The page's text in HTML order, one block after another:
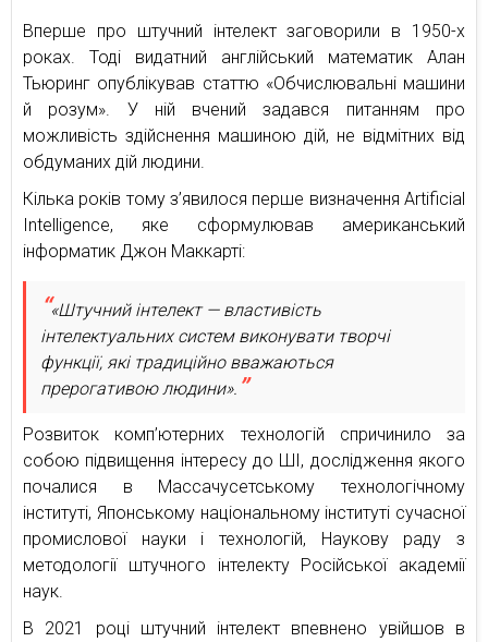
Вперше про штучний інтелект заговорили в 1950-х
роках. Тоді видатний англійський математик Алан
Тьюринг опублікував статтю «Обчислювальні машини
й розум». У ній вчений задався питанням про
можливість здійснення машиною дій, не відмітних від
обдуманих дій людини.
Кілька років тому з’явилося перше визначення Artificial
Intelligence, яке сформулював американський
інформатик Джон Маккарті:
«Штучний інтелект — властивість
інтелектуальних систем виконувати творчі
функції, які традиційно вважаються
прерогативою людини».
Розвиток комп’ютерних технологій спричинило за
собою підвищення інтересу до ШІ, дослідження якого
почалися в Массачусетському технологічному
інституті, Японському національному інституті сучасної
промислової науки і технологій, Наукову раду з
методології штучного інтелекту Російської академії
наук.
В 2021 році штучний інтелект впевнено увійшов в